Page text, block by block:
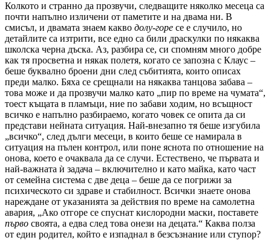
Колкото и странно да прозвучи, следващите няколко месеца са
почти напълно изличени от паметите и на двама ни. В
смисъл, и двамата знаем какво долу-горе се е случило, но
детайлите са изтрити, все едно са били драскулки по някаква
школска черна дъска. Аз, разбира се, си спомням много добре
как тя просветна и някак полетя, когато се запозна с Клаус –
беше буквално броени дни след събитията, които описах
преди малко. Бяха се срещнали на някаква танцова забава –
това може и да прозвучи малко като „пир по време на чумата“,
тоест къщата в пламъци, ние по забави ходим, но всъщност
всичко е напълно разбираемо, когато човек се опита да си
представи нейната ситуация. Най-внезапно тя беше изгубила
„всичко“, след дълги месеци, в които беше се намирала в
ситуация на пълен контрол, или поне яснота по отношение на
онова, което е очаквала да се случи. Естествено, че първата и
най-важната ѝ задача – включително и като майка, като част
от семейна система с две деца – беше да се погрижи за
психическото си здраве и стабилност. Всички знаете онова
нареждане от указанията за действия по време на самолетна
авария, „Ако отгоре се спуснат кислородни маски, поставете
първо своята, а едва след това онези на децата.“ Каква полза
от един родител, който е изпаднал в безсъзнание или ступор?